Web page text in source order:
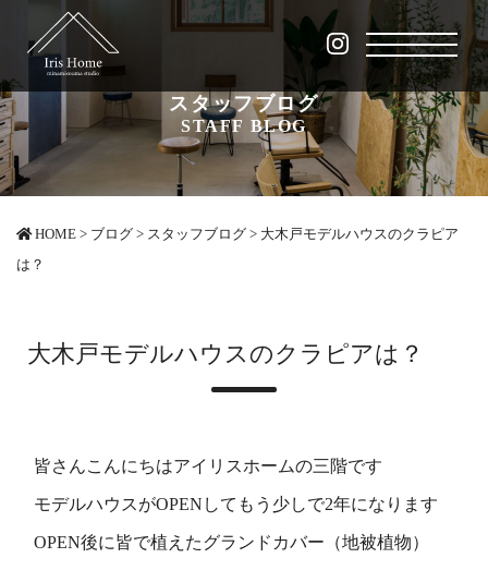
スタッフブログ
STAFF BLOG
HOME > ブログ > スタッフブログ > 大木戸モデルハウスのクラピア
は？
大木戸モデルハウスのクラピアは？
皆さんこんにちはアイリスホームの三階です
モデルハウスがOPENしてもう少しで2年になります
OPEN後に皆で植えたグランドカバー（地被植物）